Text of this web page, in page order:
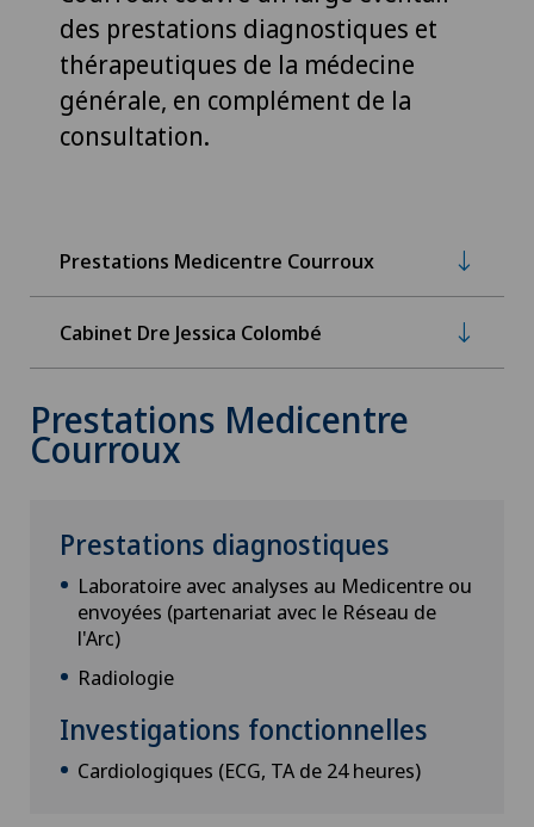
des prestations diagnostiques et
thérapeutiques de la médecine
générale, en complément de la
consultation.
Prestations Medicentre Courroux
Cabinet Dre Jessica Colombé
Prestations Medicentre
Courroux
Prestations diagnostiques
Laboratoire avec analyses au Medicentre ou
envoyées (partenariat avec le Réseau de
l'Arc)
Radiologie
Investigations fonctionnelles
Cardiologiques (ECG, TA de 24 heures)